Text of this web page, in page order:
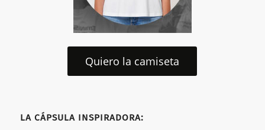
Quiero la camiseta
LA CÁPSULA INSPIRADORA: